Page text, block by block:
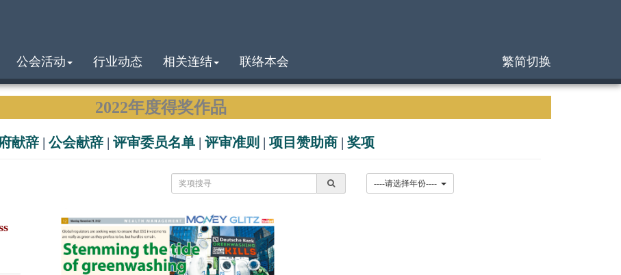
公会活动 行业动态 相关连结 联络本会 繁简切换
2022年度得奖作品
献辞 | 公会献辞 | 评审委员名单 | 评审准则 | 项目赞助商 | 奖项